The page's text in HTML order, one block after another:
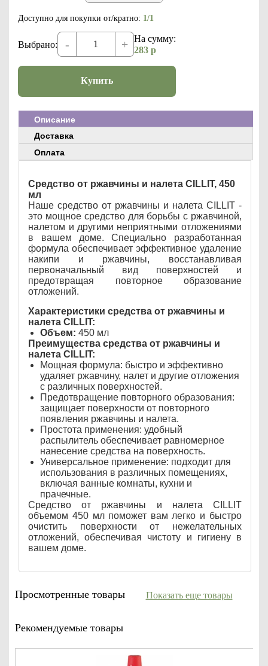
Доступно для покупки от/кратно: 1/1
Выбрано: - +
На сумму:
283 р
Купить
Описание
Доставка
Оплата
Средство от ржавчины и налета CILLIT, 450
мл
Наше средство от ржавчины и налета CILLIT -
это мощное средство для борьбы с ржавчиной,
налетом и другими неприятными отложениями
в вашем доме. Специально разработанная
формула обеспечивает эффективное удаление
накипи и ржавчины, восстанавливая
первоначальный вид поверхностей и
предотвращая повторное образование
отложений.
Характеристики средства от ржавчины и
налета CILLIT:
Объем: 450 мл
Преимущества средства от ржавчины и
налета CILLIT:
Мощная формула: быстро и эффективно
удаляет ржавчину, налет и другие отложения
с различных поверхностей.
Предотвращение повторного образования:
защищает поверхности от повторного
появления ржавчины и налета.
Простота применения: удобный
распылитель обеспечивает равномерное
нанесение средства на поверхность.
Универсальное применение: подходит для
использования в различных помещениях,
включая ванные комнаты, кухни и
прачечные.
Средство от ржавчины и налета CILLIT
объемом 450 мл поможет вам легко и быстро
очистить поверхности от нежелательных
отложений, обеспечивая чистоту и гигиену в
вашем доме.
Просмотренные товары
Рекомендуемые товары
Показать еще товары